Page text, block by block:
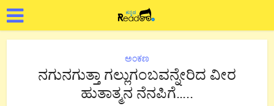
ಅಂಕಣ
ನಗುನಗುತ್ತಾ ಗಲ್ಲುಗಂಬವನ್ನೇರಿದ ವೀರ
ಹುತಾತ್ಮನ ನೆನಪಿಗೆ…..